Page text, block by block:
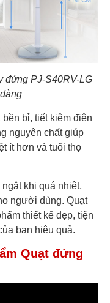
đứng PJ-S40RV-LG
bỉ, tiết kiệm điện
nguyên chất giúp
ít hơn và tuổi thọ
khi quá nhiệt,
người dùng. Quạt
thiết kế đẹp, tiện
bạn hiệu quả.
Quạt đứng